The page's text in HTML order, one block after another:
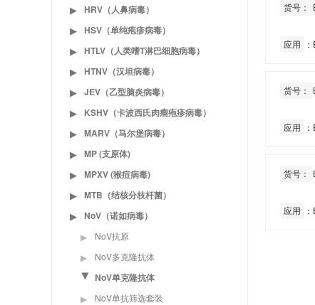
▶
HRV（人鼻病毒）
▶
HSV（单纯疱疹病毒）
▶
HTLV（人类嗜T淋巴细胞病毒）
▶
HTNV（汉坦病毒）
▶
JEV（乙型脑炎病毒）
▶
KSHV（卡波西氏肉瘤疱疹病毒）
▶
MARV（马尔堡病毒）
▶
MP (支原体)
▶
MPXV (猴痘病毒)
▶
MTB（结核分枝杆菌）
▶
NoV（诺如病毒）
▶
NoV抗原
▶
NoV多克隆抗体
▶ NoV单克隆抗体
▶ NoV单抗筛选套装
货号：
应用
货号：
应用
货号：
应用